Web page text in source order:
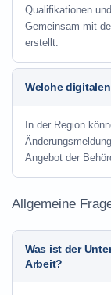
Qualifikationen
Gemeinsam mit
erstellt.
Welche
In der Region
Angebot der
Allgemeine
Was ist der
Arbeit?